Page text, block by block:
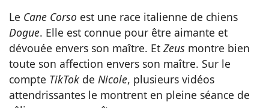
Le Cane Corso est une race italienne de chiens
Dogue. Elle est connue pour être aimante et
dévouée envers son maître. Et Zeus montre bien
toute son affection envers son maître. Sur le
compte TikTok de Nicole, plusieurs vidéos
attendrissantes le montrent en pleine séance de